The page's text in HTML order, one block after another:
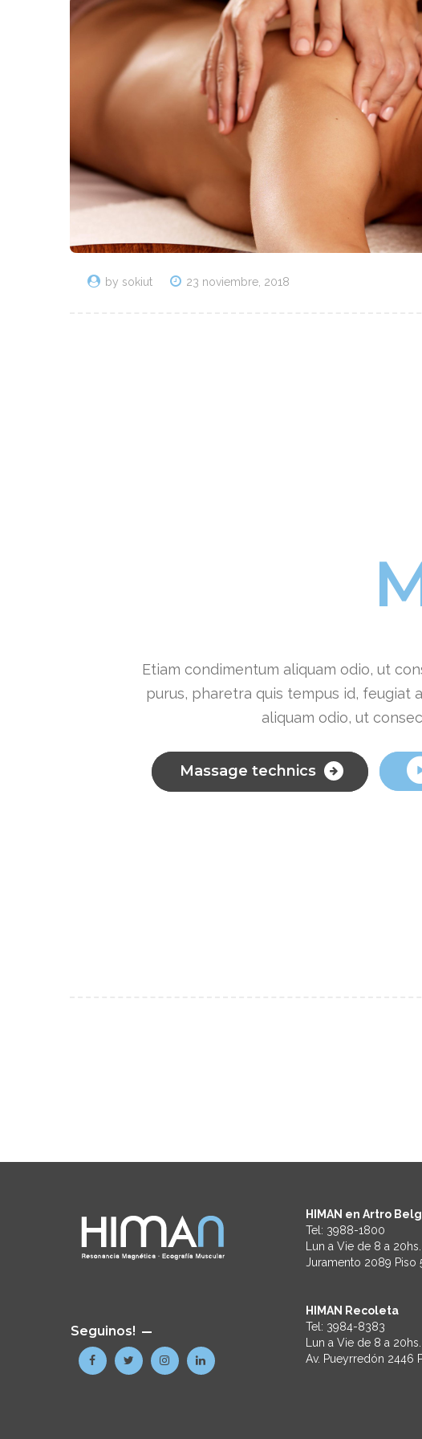
by sokiut 23 noviembre, 2018
Etiam condimentum aliquam odio, ut
purus, pharetra quis tempus id, feugiat
aliquam odio, ut
Massage technics
Seguinos!
HIMAN en Artro
Tel: 3988-1800
Lun a Vie de 8 a
Juramento 2089 Piso
HIMAN Recoleta
Tel: 3984-8383
Lun a Vie de 8 a
Av. Pueyrredón 2446